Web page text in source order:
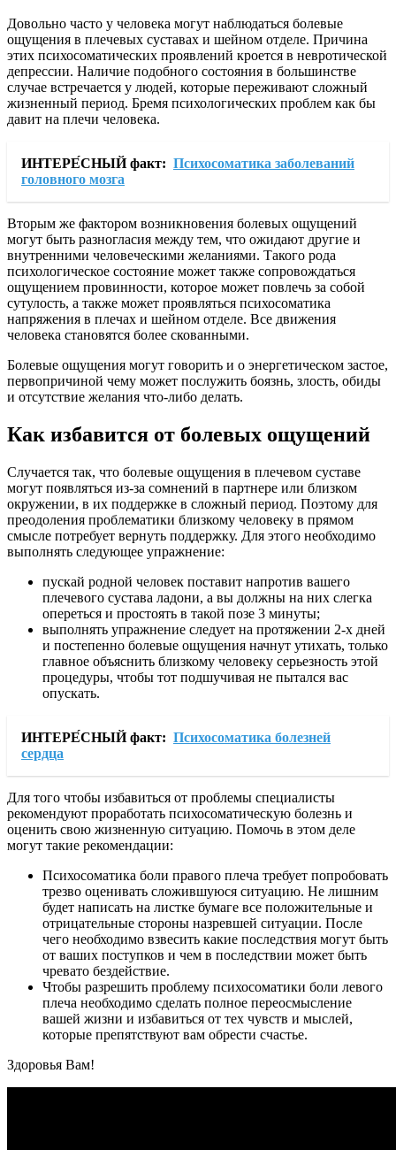
Довольно часто у человека могут наблюдаться болевые
ощущения в плечевых суставах и шейном отделе. Причина
этих психосоматических проявлений кроется в невротической
депрессии. Наличие подобного состояния в большинстве
случае встречается у людей, которые переживают сложный
жизненный период. Бремя психологических проблем как бы
давит на плечи человека.
ИНТЕРЕ́СНЫЙ факт: Психосоматика заболеваний
головного мозга
Вторым же фактором возникновения болевых ощущений
могут быть разногласия между тем, что ожидают другие и
внутренними человеческими желаниями. Такого рода
психологическое состояние может также сопровождаться
ощущением провинности, которое может повлечь за собой
сутулость, а также может проявляться психосоматика
напряжения в плечах и шейном отделе. Все движения
человека становятся более скованными.
Болевые ощущения могут говорить и о энергетическом застое,
первопричиной чему может послужить боязнь, злость, обиды
и отсутствие желания что-либо делать.
Как избавится от болевых ощущений
Случается так, что болевые ощущения в плечевом суставе
могут появляться из-за сомнений в партнере или близком
окружении, в их поддержке в сложный период. Поэтому для
преодоления проблематики близкому человеку в прямом
смысле потребует вернуть поддержку. Для этого необходимо
выполнять следующее упражнение:
пускай родной человек поставит напротив вашего
плечевого сустава ладони, а вы должны на них слегка
опереться и простоять в такой позе 3 минуты;
выполнять упражнение следует на протяжении 2-х дней
и постепенно болевые ощущения начнут утихать, только
главное объяснить близкому человеку серьезность этой
процедуры, чтобы тот подшучивая не пытался вас
опускать.
ИНТЕРЕ́СНЫЙ факт: Психосоматика болезней
сердца
Для того чтобы избавиться от проблемы специалисты
рекомендуют проработать психосоматическую болезнь и
оценить свою жизненную ситуацию. Помочь в этом деле
могут такие рекомендации:
Психосоматика боли правого плеча требует попробовать
трезво оценивать сложившуюся ситуацию. Не лишним
будет написать на листке бумаге все положительные и
отрицательные стороны назревшей ситуации. После
чего необходимо взвесить какие последствия могут быть
от ваших поступков и чем в последствии может быть
чревато бездействие.
Чтобы разрешить проблему психосоматики боли левого
плеча необходимо сделать полное переосмысление
вашей жизни и избавиться от тех чувств и мыслей,
которые препятствуют вам обрести счастье.
Здоровья Вам!